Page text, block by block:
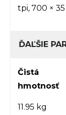
tpi, 700 ×
ĎAĽŠIE
Čistá
hmotnosť
11.95 kg